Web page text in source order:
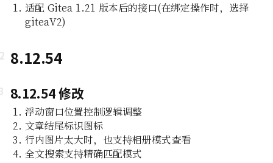
适配 Gitea 1.21 版本后的接口(在绑定操作时，选择
giteaV2)
8.12.54
8.12.54 修改
浮动窗口位置控制逻辑调整
文章结尾标识图标
行内图片太大时，也支持相册模式查看
全文搜索支持精确匹配模式